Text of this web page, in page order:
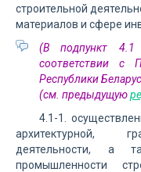
строительной
материалов и сфере
(В подпункт
соответствии с
Республики
(см. предыдущую
4.1-1.
архитектурной,
деятельности, а
промышленности